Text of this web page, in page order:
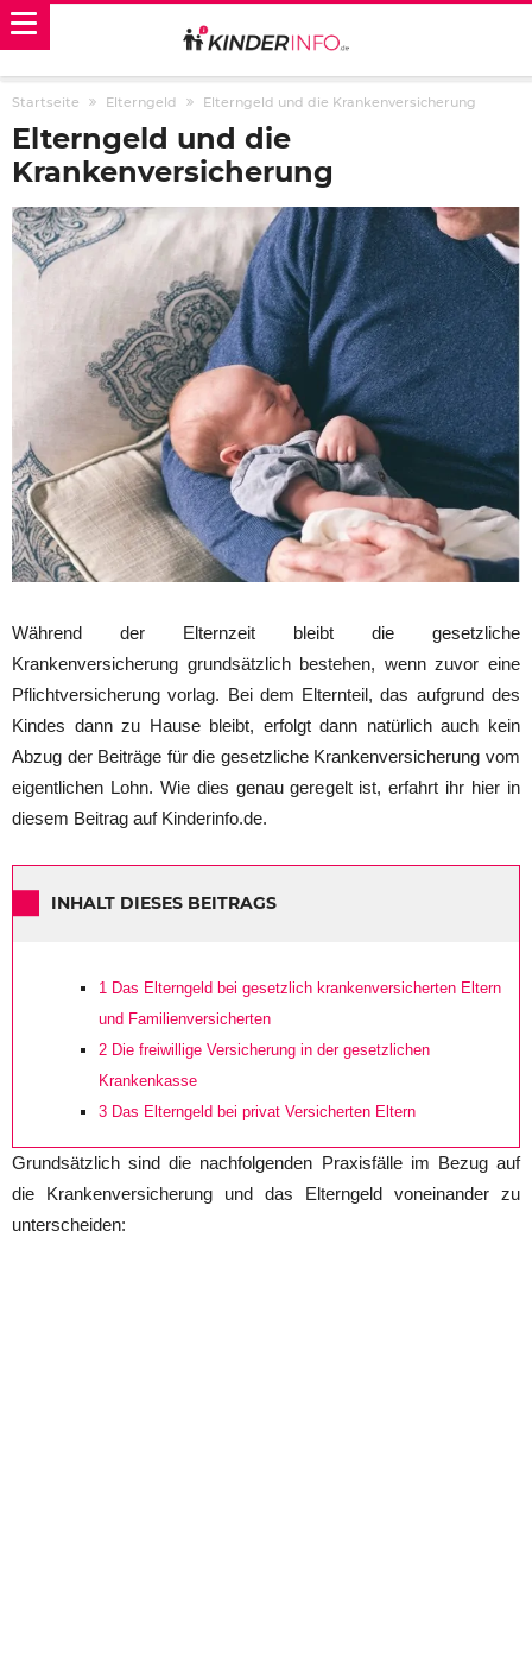
Startseite Elterngeld Elterngeld und die Krankenversicherung
Elterngeld und die
Krankenversicherung
Während der Elternzeit bleibt die gesetzliche
Krankenversicherung grundsätzlich bestehen, wenn zuvor eine
Pflichtversicherung vorlag. Bei dem Elternteil, das aufgrund des
Kindes dann zu Hause bleibt, erfolgt dann natürlich auch kein
Abzug der Beiträge für die gesetzliche Krankenversicherung vom
eigentlichen Lohn. Wie dies genau geregelt ist, erfahrt ihr hier in
diesem Beitrag auf Kinderinfo.de.
INHALT DIESES BEITRAGS
1 Das Elterngeld bei gesetzlich krankenversicherten Eltern
und Familienversicherten
2 Die freiwillige Versicherung in der gesetzlichen
Krankenkasse
3 Das Elterngeld bei privat Versicherten Eltern
Grundsätzlich sind die nachfolgenden Praxisfälle im Bezug auf
die Krankenversicherung und das Elterngeld voneinander zu
unterscheiden: